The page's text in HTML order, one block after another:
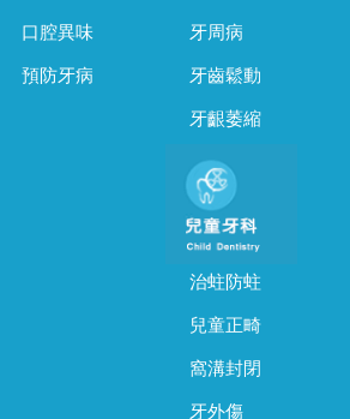
口腔異味
預防牙病
牙周病
牙齒鬆動
牙齦萎縮
治蛀防蛀
兒童正畸
窩溝封閉
牙外傷